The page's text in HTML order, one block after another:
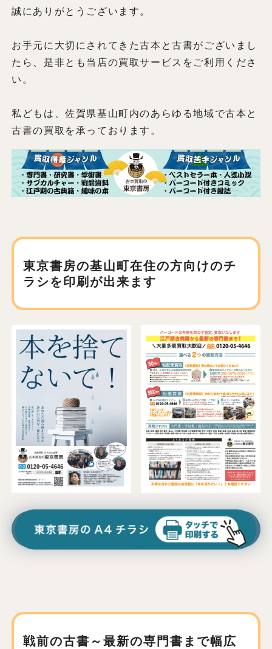
誠にありがとうございます。
お手元に大切にされてきた古本と古書がございまし
たら、是非とも当店の買取サービスをご利用くださ
い。
私どもは、佐賀県基山町内のあらゆる地域で古本と
古書の買取を承っております。
東京書房の基山町在住の方向けのチ
ラシを印刷が出来ます
戦前の古書～最新の専門書まで幅広